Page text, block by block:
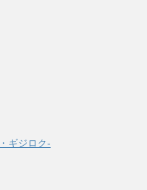
ギジロク-